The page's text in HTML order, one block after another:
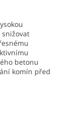
betonu
komín před